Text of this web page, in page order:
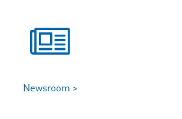
Newsroom >